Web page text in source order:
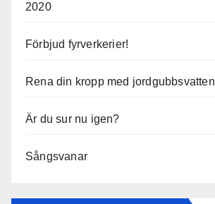
2020
Förbjud fyrverkerier!
Rena din kropp med jordgubbsvatten
Är du sur nu igen?
Sångsvanar